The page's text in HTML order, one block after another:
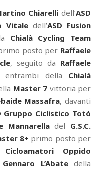
Chiarelli dell’ASD
Vitale dell’ASD Fusion
Chialà Cycling Team
posto per Raffaele
, seguito da Raffaele
entrambi della Chialà
Master 7 vittoria per
Massafra, davanti
Gruppo Ciclistico Totò
Mannarelladel G.S.C.
8+ primo posto per
Cicloamatori Oppido
L’Abatedella